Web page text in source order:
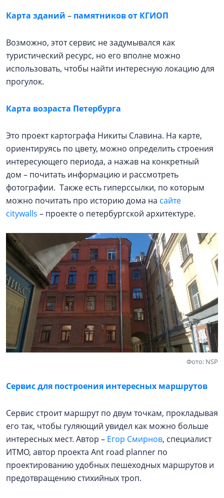
Карта зданий – памятников от КГИОП
Возможно, этот сервис не задумывался как
туристический ресурс, но его вполне можно
использовать, чтобы найти интересную локацию для
прогулок.
Карта возраста Петербурга
Это проект картографа Никиты Славина. На карте,
ориентируясь по цвету, можно определить строения
интересующего периода, а нажав на конкретный
дом – почитать информацию и рассмотреть
фотографии. Также есть гиперссылки, по которым
можно почитать про историю дома на сайте
citywalls – проекте о петербургской архитектуре.
Фото: NSP
Сервис для построения интересных маршрутов
Сервис строит маршрут по двум точкам, прокладывая
его так, чтобы гуляющий увидел как можно больше
интересных мест. Автор – Егор Смирнов, специалист
ИТМО, автор проекта Ant road planner по
проектированию удобных пешеходных маршрутов и
предотвращению стихийных троп.